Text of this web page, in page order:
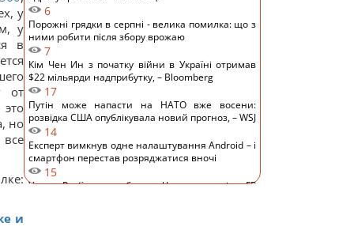
у
у
в
от
но
и
6
Порожні грядки в серпні - велика помилка: що з
ними робити після збору врожаю
7
Кім Чен Ин з початку війни в Україні отримав
$22 мільярди надприбутку, – Bloomberg
17
Путін може напасти на НАТО вже восени:
розвідка США опублікувала новий прогноз, – WSJ
14
Експерт вимкнув одне налаштування Android – і
смартфон перестав розряджатися вночі
15
Удари Росії по кораблях у Чорному морі: у FP